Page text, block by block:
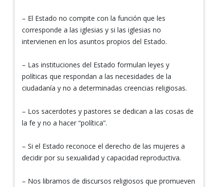
– El Estado no compite con la función que les
corresponde a las iglesias y si las iglesias no
intervienen en los asuntos propios del Estado.
– Las instituciones del Estado formulan leyes y
políticas que respondan a las necesidades de la
ciudadanía y no a determinadas creencias religiosas.
– Los sacerdotes y pastores se dedican a las cosas de
la fe y no a hacer “política”.
– Si el Estado reconoce el derecho de las mujeres a
decidir por su sexualidad y capacidad reproductiva.
– Nos libramos de discursos religiosos que promueven